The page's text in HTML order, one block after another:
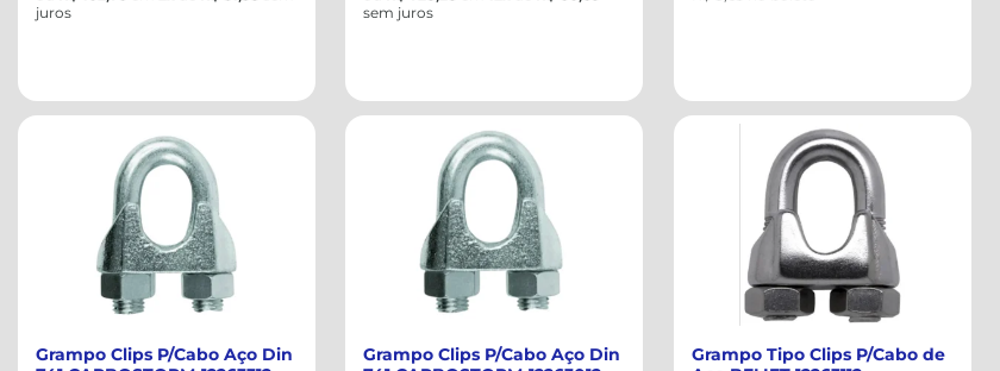
juros
sem juros
Grampo Clips P/Cabo Aço Din
Grampo Clips P/Cabo Aço Din
Grampo Tipo Clips P/Cabo de